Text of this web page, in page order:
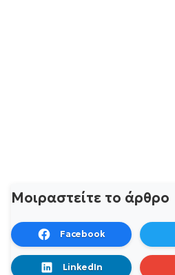
Μοιραστείτε το άρθρο
Facebook
LinkedIn